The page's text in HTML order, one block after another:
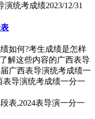
演统考成绩2023/12/31
如何?考生成绩是怎样
解这些内容的广西表导
广西表导演统考成绩一
表导演统考成绩一分一